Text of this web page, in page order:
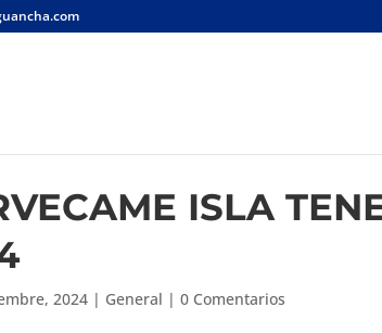
ISLA
2024 | General |0 Comentarios